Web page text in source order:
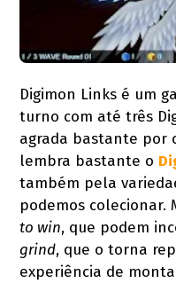
Digimon Links é um
turno com até três
agrada bastante por
lembra bastante o
também pela
podemos colecionar.
to win, que podem
grind, que o torna
experiência de